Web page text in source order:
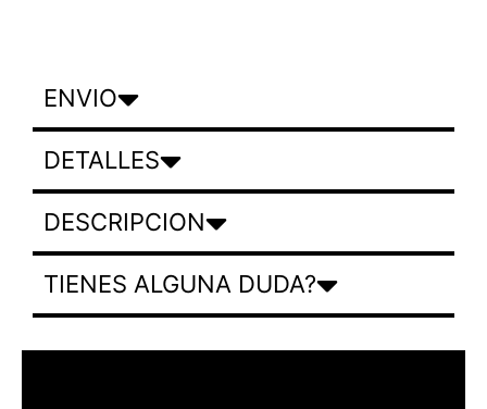
ENVIO
DETALLES
DESCRIPCION
TIENES ALGUNA DUDA?